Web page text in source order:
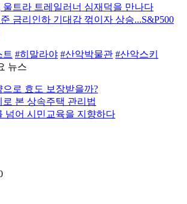
울트라 트레일러너 심재덕을 만나다
금리인하 기대감 꺾이자 상승...S&P500
트 #히말라야 #산악박물관 #산악스키
뉴스
으로 효도 보장받을까?
로 본 상속주택 관리법
넘어 시민교육을 지향하다